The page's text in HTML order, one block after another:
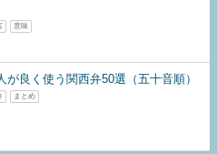
意味
が良く使う関西弁50選（五十音順）
まとめ